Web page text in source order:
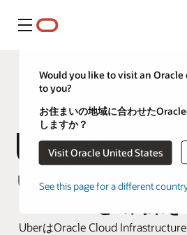
メニュー
Would you like to visit an
to you?
お住まいの地域に合わせた
しますか？
Visit Oracle United States
See this page for a different
Uber、Oracle Cloud
UberはOracle Cloud Infrastructure